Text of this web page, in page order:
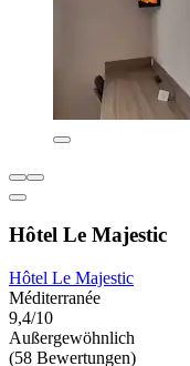
Hôtel Le Majestic
Hôtel Le Majestic
Méditerranée
9,4/10
Außergewöhnlich
(58 Bewertungen)